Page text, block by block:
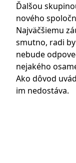
Ďalšou
nového
Najväčšiemu
smutno, radi
nebude
nejakého
Ako dôvod
im nedostáva.